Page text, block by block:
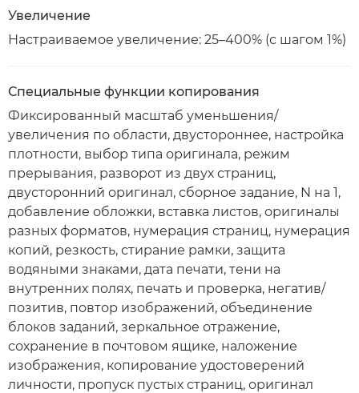
Увеличение
Настраиваемое увеличение: 25–400% (с шагом 1%)
Специальные функции копирования
Фиксированный масштаб уменьшения/
увеличения по области, двустороннее, настройка
плотности, выбор типа оригинала, режим
прерывания, разворот из двух страниц,
двусторонний оригинал, сборное задание, N на 1,
добавление обложки, вставка листов, оригиналы
разных форматов, нумерация страниц, нумерация
копий, резкость, стирание рамки, защита
водяными знаками, дата печати, тени на
внутренних полях, печать и проверка, негатив/
позитив, повтор изображений, объединение
блоков заданий, зеркальное отражение,
сохранение в почтовом ящике, наложение
изображения, копирование удостоверений
личности, пропуск пустых страниц, оригинал